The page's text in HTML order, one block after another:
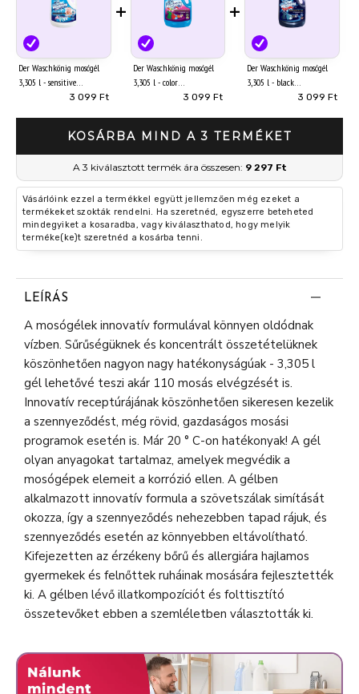
Der Waschkönig mosógél
3,305 l - sensitive
3 099 Ft
+
Der Waschkönig mosógél
3,305 l - color
3 099 Ft
+
Der Waschkönig mosógél
3,305 l - black
3 099 Ft
KOSÁRBA MIND A 3 TERMÉKET
A 3 kiválasztott termék ára összesen: 9 297 Ft
Vásárlóink ezzel a termékkel együtt jellemzően még ezeket a
termékeket szokták rendelni. Ha szeretnéd, egyszerre beteheted
mindegyiket a kosaradba, vagy kiválaszthatod, hogy melyik
terméke(ke)t szeretnéd a kosárba tenni.
LEÍRÁS
A mosógélek innovatív formulával könnyen oldódnak
vízben. Sűrűségüknek és koncentrált összetételüknek
köszönhetően nagyon nagy hatékonyságúak - 3,305 l
gél lehetővé teszi akár 110 mosás elvégzését is.
Innovatív receptúrájának köszönhetően sikeresen kezelik
a szennyeződést, még rövid, gazdaságos mosási
programok esetén is. Már 20 ° C-on hatékonyak! A gél
olyan anyagokat tartalmaz, amelyek megvédik a
mosógépek elemeit a korrózió ellen. A gélben
alkalmazott innovatív formula a szövetszálak simítását
okozza, így a szennyeződés nehezebben tapad rájuk, és
szennyeződés esetén az könnyebben eltávolítható.
Kifejezetten az érzékeny bőrű és allergiára hajlamos
gyermekek és felnőttek ruháinak mosására fejlesztették
ki. A gélben lévő illatkompozíciót és folttisztító
összetevőket ebben a szemléletben választották ki.